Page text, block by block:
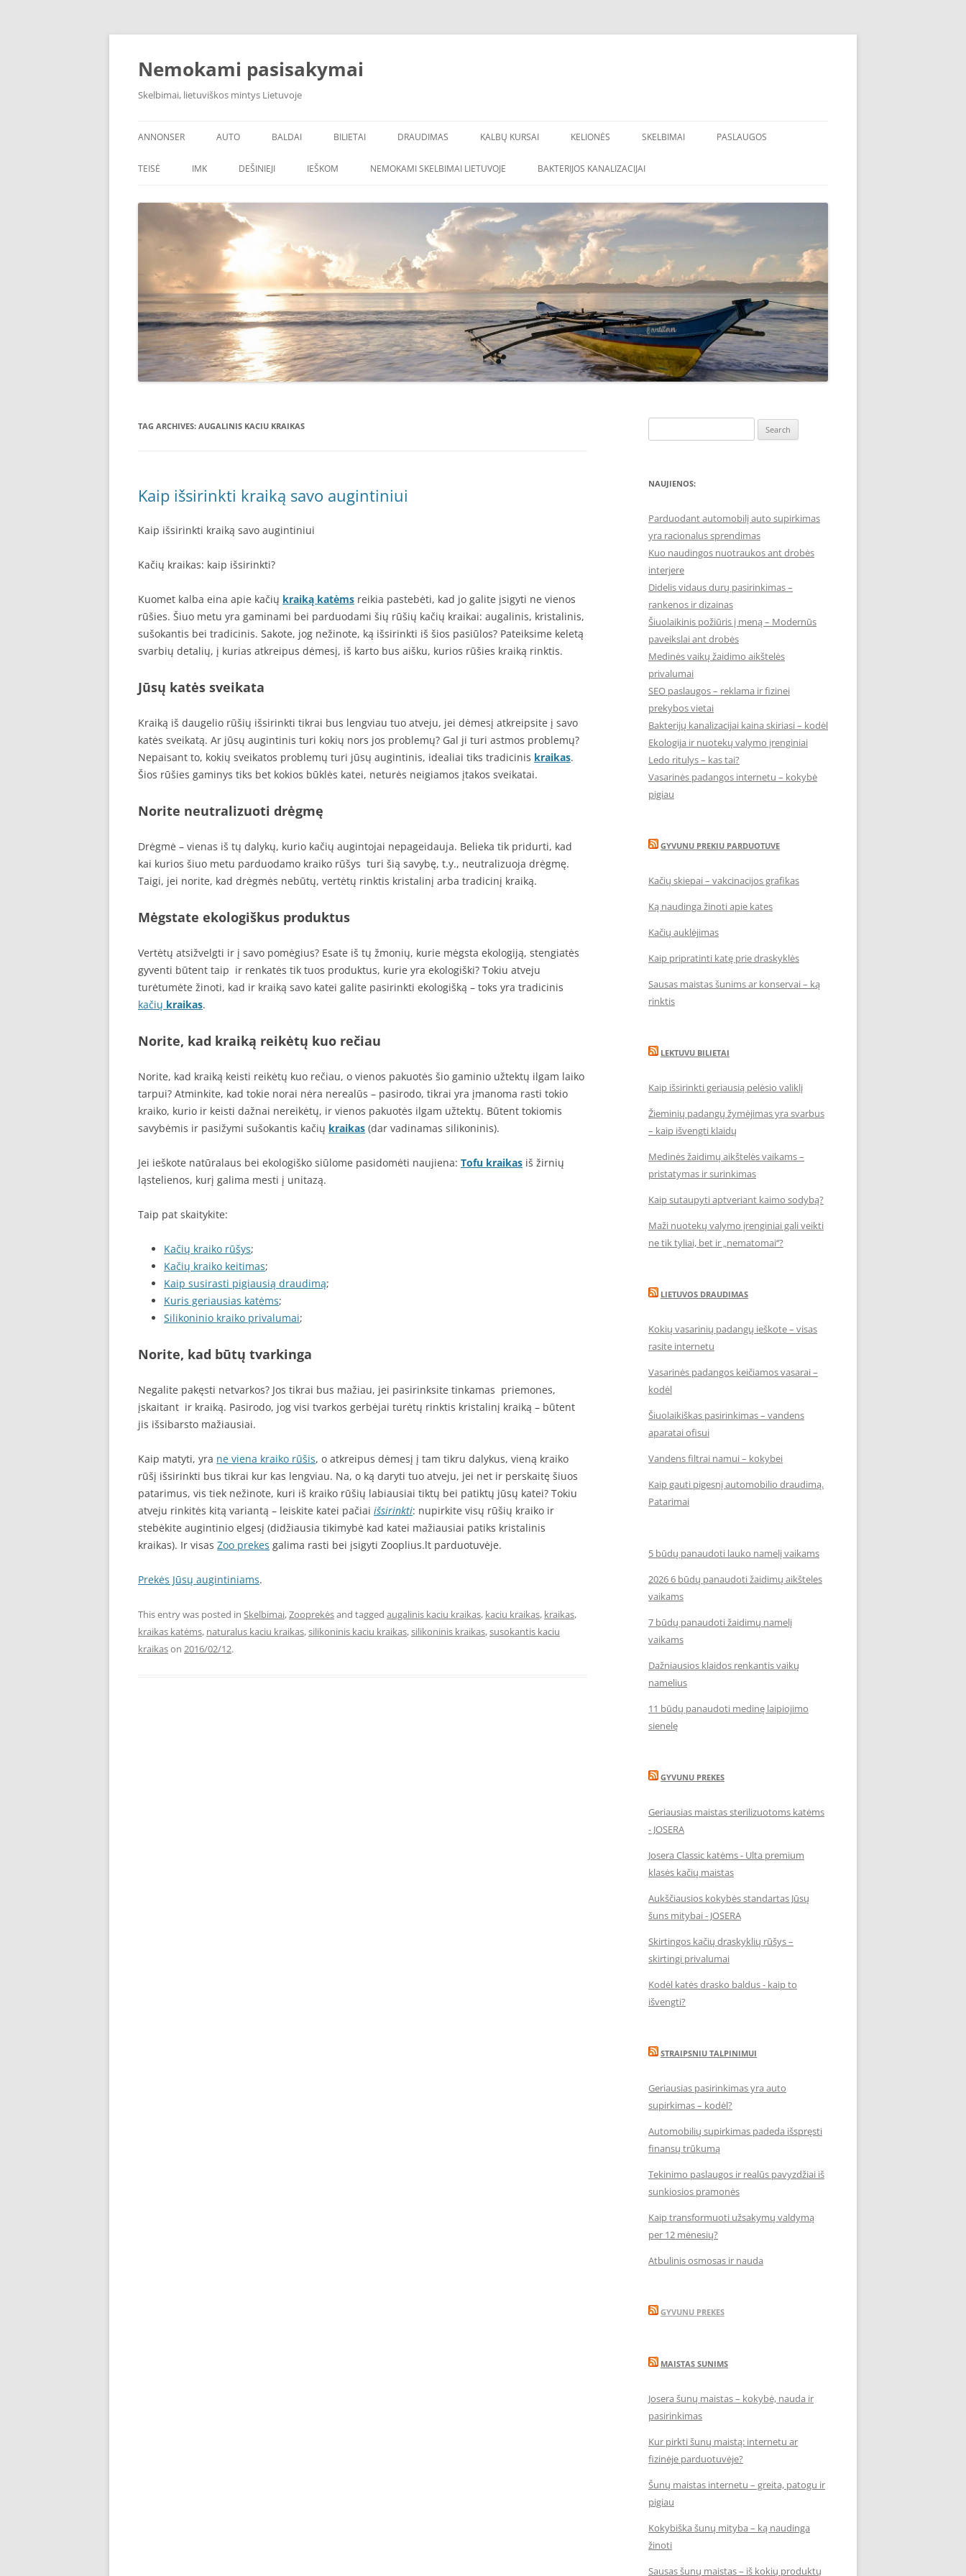
Skip
Nemokami pasisakymai
Skelbimai, lietuviškos mintys Lietuvoje
ANNONSER AUTO BALDAI BILIETAI DRAUDIMAS KALBŲ KURSAI KELIONĖS SKELBIMAI PASLAUGOS
TEISĖ IMK DEŠINIEJI IEŠKOM NEMOKAMI SKELBIMAI LIETUVOJE BAKTERIJOS KANALIZACIJAI
TAG ARCHIVES: AUGALINIS KACIU KRAIKAS
Kaip išsirinkti kraiką savo augintiniui
Kaip išsirinkti kraiką savo augintiniui
Kačių kraikas: kaip išsirinkti?
Kuomet kalba eina apie kačių kraiką katėms reikia pastebėti, kad jo galite įsigyti ne vienos
rūšies. Šiuo metu yra gaminami bei parduodami šių rūšių kačių kraikai: augalinis, kristalinis,
sušokantis bei tradicinis. Sakote, jog nežinote, ką išsirinkti iš šios pasiūlos? Pateiksime keletą
svarbių detalių, į kurias atkreipus dėmesį, iš karto bus aišku, kurios rūšies kraiką rinktis.
Jūsų katės sveikata
Kraiką iš daugelio rūšių išsirinkti tikrai bus lengviau tuo atveju, jei dėmesį atkreipsite į savo
katės sveikatą. Ar jūsų augintinis turi kokių nors jos problemų? Gal ji turi astmos problemų?
Nepaisant to, kokių sveikatos problemų turi jūsų augintinis, idealiai tiks tradicinis kraikas.
Šios rūšies gaminys tiks bet kokios būklės katei, neturės neigiamos įtakos sveikatai.
Norite neutralizuoti drėgmę
Drėgmė – vienas iš tų dalykų, kurio kačių augintojai nepageidauja. Belieka tik pridurti, kad
kai kurios šiuo metu parduodamo kraiko rūšys turi šią savybę, t.y., neutralizuoja drėgmę.
Taigi, jei norite, kad drėgmės nebūtų, vertėtų rinktis kristalinį arba tradicinį kraiką.
Mėgstate ekologiškus produktus
Vertėtų atsižvelgti ir į savo pomėgius? Esate iš tų žmonių, kurie mėgsta ekologiją, stengiatės
gyventi būtent taip ir renkatės tik tuos produktus, kurie yra ekologiški? Tokiu atveju
turėtumėte žinoti, kad ir kraiką savo katei galite pasirinkti ekologišką – toks yra tradicinis
kačių kraikas.
Norite, kad kraiką reikėtų kuo rečiau
Norite, kad kraiką keisti reikėtų kuo rečiau, o vienos pakuotės šio gaminio užtektų ilgam laiko
tarpui? Atminkite, kad tokie norai nėra nerealūs – pasirodo, tikrai yra įmanoma rasti tokio
kraiko, kurio ir keisti dažnai nereikėtų, ir vienos pakuotės ilgam užtektų. Būtent tokiomis
savybėmis ir pasižymi sušokantis kačių kraikas (dar vadinamas silikoninis).
Jei ieškote natūralaus bei ekologiško siūlome pasidomėti naujiena: Tofu kraikas iš žirnių
ląstelienos, kurį galima mesti į unitazą.
Taip pat skaitykite:
Kačių kraiko rūšys;
Kačių kraiko keitimas;
Kaip susirasti pigiausią draudimą;
Kuris geriausias katėms;
Silikoninio kraiko privalumai;
Norite, kad būtų tvarkinga
Negalite pakęsti netvarkos? Jos tikrai bus mažiau, jei pasirinksite tinkamas priemones,
įskaitant ir kraiką. Pasirodo, jog visi tvarkos gerbėjai turėtų rinktis kristalinį kraiką – būtent
jis išsibarsto mažiausiai.
Kaip matyti, yra ne viena kraiko rūšis, o atkreipus dėmesį į tam tikru dalykus, vieną kraiko
rūšį išsirinkti bus tikrai kur kas lengviau. Na, o ką daryti tuo atveju, jei net ir perskaitę šiuos
patarimus, vis tiek nežinote, kuri iš kraiko rūšių labiausiai tiktų bei patiktų jūsų katei? Tokiu
atveju rinkitės kitą variantą – leiskite katei pačiai išsirinkti: nupirkite visų rūšių kraiko ir
stebėkite augintinio elgesį (didžiausia tikimybė kad katei mažiausiai patiks kristalinis
kraikas). Ir visas Zoo prekes galima rasti bei įsigyti Zooplius.lt parduotuvėje.
Prekės Jūsų augintiniams.
This entry was posted in Skelbimai,Zooprekėsand tagged augalinis kaciu kraikas, kaciu kraikas, kraikas,
kraikas katėms, naturalus kaciu kraikas,silikoninis kaciu kraikas,silikoninis kraikas,susokantis kaciu
kraikason 2016/02/12.
for:
NAUJIENOS:
Parduodant automobilį auto supirkimas
yra racionalus sprendimas
Kuo naudingos nuotraukos ant drobės
interjere
Didelis vidaus durų pasirinkimas –
rankenos ir dizainas
Šiuolaikinis požiūris į meną – Modernūs
paveikslai ant drobės
Medinės vaikų žaidimo aikštelės
privalumai
SEO paslaugos – reklama ir fizinei
prekybos vietai
Bakterijų kanalizacijai kaina skiriasi – kodėl
Ekologija ir nuotekų valymo įrenginiai
Ledo ritulys – kas tai?
Vasarinės padangos internetu – kokybė
pigiau
GYVUNU PREKIU PARDUOTUVE
Kačių skiepai – vakcinacijos grafikas
Ką naudinga žinoti apie kates
Kačių auklėjimas
Kaip pripratinti katę prie draskyklės
Sausas maistas šunims ar konservai – ką
rinktis
LEKTUVU BILIETAI
Kaip išsirinkti geriausią pelėsio valiklį
Žieminių padangų žymėjimas yra svarbus
– kaip išvengti klaidų
Medinės žaidimų aikštelės vaikams –
pristatymas ir surinkimas
Kaip sutaupyti aptveriant kaimo sodybą?
Maži nuotekų valymo įrenginiai gali veikti
ne tik tyliai, bet ir „nematomai‘‘?
LIETUVOS DRAUDIMAS
Kokių vasarinių padangų ieškote – visas
rasite internetu
Vasarinės padangos keičiamos vasarai –
kodėl
Šiuolaikiškas pasirinkimas – vandens
aparatai ofisui
Vandens filtrai namui – kokybei
Kaip gauti pigesnį automobilio draudimą.
Patarimai
5 būdų panaudoti lauko namelį vaikams
2026 6 būdų panaudoti žaidimų aikšteles
vaikams
7 būdų panaudoti žaidimų namelį
vaikams
Dažniausios klaidos renkantis vaikų
namelius
11 būdų panaudoti medinę laipiojimo
sienelę
GYVUNU PREKES
Geriausias maistas sterilizuotoms katėms
- JOSERA
Josera Classic katėms - Ulta premium
klasės kačių maistas
Aukščiausios kokybės standartas Jūsų
šuns mitybai - JOSERA
Skirtingos kačių draskyklių rūšys –
skirtingi privalumai
Kodėl katės drasko baldus - kaip to
išvengti?
STRAIPSNIU TALPINIMUI
Geriausias pasirinkimas yra auto
supirkimas – kodėl?
Automobilių supirkimas padeda išspręsti
finansų trūkumą
Tekinimo paslaugos ir realūs pavyzdžiai iš
sunkiosios pramonės
Kaip transformuoti užsakymų valdymą
per 12 mėnesių?
Atbulinis osmosas ir nauda
GYVUNU PREKES
MAISTAS SUNIMS
Josera šunų maistas – kokybė, nauda ir
pasirinkimas
Kur pirkti šunų maistą: internetu ar
fizinėje parduotuvėje?
Šunų maistas internetu – greita, patogu ir
pigiau
Kokybiška šunų mityba – ką naudinga
žinoti
Sausas šunų maistas – iš kokių produktų